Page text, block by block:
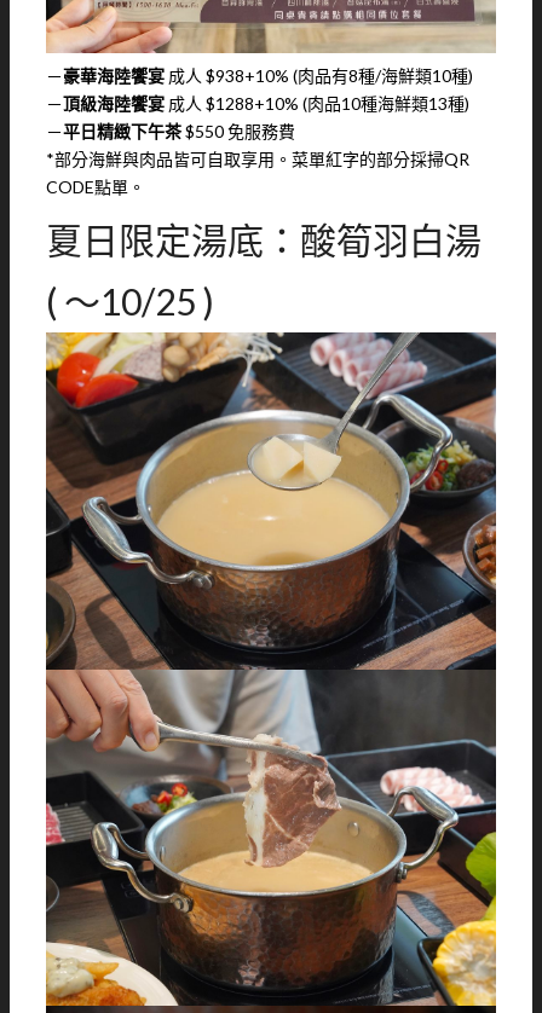
－豪華海陸饗宴 成人 $938+10% (肉品有8種/海鮮類10種)
－頂級海陸饗宴 成人 $1288+10% (肉品10種海鮮類13種)
－平日精緻下午茶$550 免服務費
*部分海鮮與肉品皆可自取享用。菜單紅字的部分採掃QR
CODE點單。
夏日限定湯底：酸筍羽白湯
( ～10/25 )